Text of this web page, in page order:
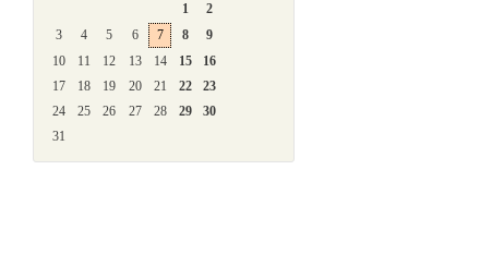
1
2
3
4 5 6 7 8
9
10
11 12 13 14 15
16
17
18 19 20 21 22
23
24
25 26 27 28 29
30
31